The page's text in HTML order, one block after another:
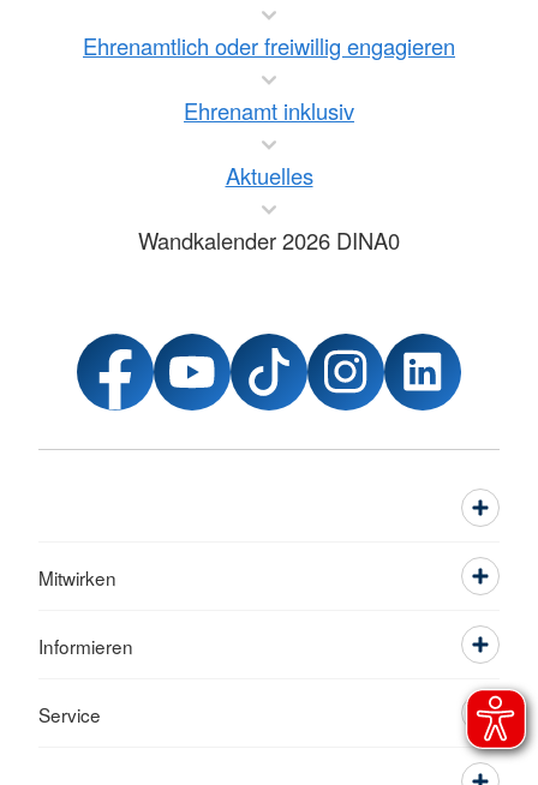
Ehrenamtlich oder freiwillig engagieren
Ehrenamt inklusiv
Aktuelles
Wandkalender 2026 DINA0
Mitwirken
Informieren
Service